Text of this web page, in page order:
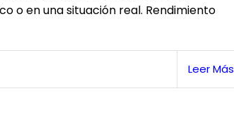
o en una situación real. Rendimiento
Leer Más